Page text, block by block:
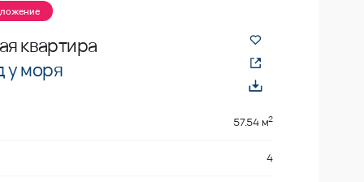
квартира
у моря
57.54 м2
4